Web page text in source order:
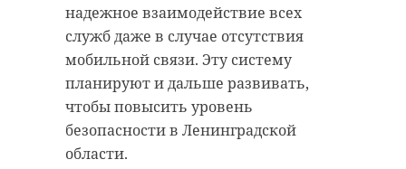
надежное взаимодействие всех
служб даже в случае отсутствия
мобильной связи. Эту систему
планируют и дальше развивать,
чтобы повысить уровень
безопасности в Ленинградской
области.